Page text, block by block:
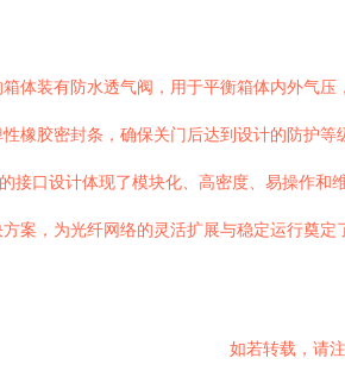
箱体装有防水透气阀，用于平衡箱体内外气压
橡胶密封条，确保关门后达到设计的防护等
接口设计体现了模块化、高密度、易操作
案，为光纤网络的灵活扩展与稳定运行奠定
如若转载，请